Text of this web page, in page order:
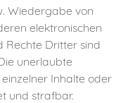
Wiedergabe von
elektronischen
Rechte Dritter sind
unerlaubte
Inhalte oder
und strafbar.